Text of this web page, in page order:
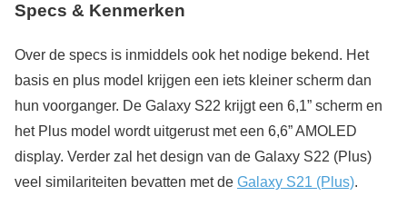
Specs & Kenmerken
Over de specs is inmiddels ook het nodige bekend. Het
basis en plus model krijgen een iets kleiner scherm dan
hun voorganger. De Galaxy S22 krijgt een 6,1” scherm en
het Plus model wordt uitgerust met een 6,6” AMOLED
display. Verder zal het design van de Galaxy S22 (Plus)
veel similariteiten bevatten met de Galaxy S21 (Plus).